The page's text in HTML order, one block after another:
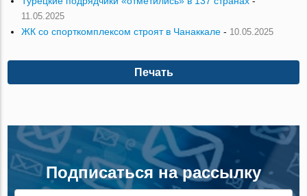
11.05.2025
ЖК со спорткомплексом строят в Чанаккале - 10.05.2025
Печать
Подписаться на рассылку